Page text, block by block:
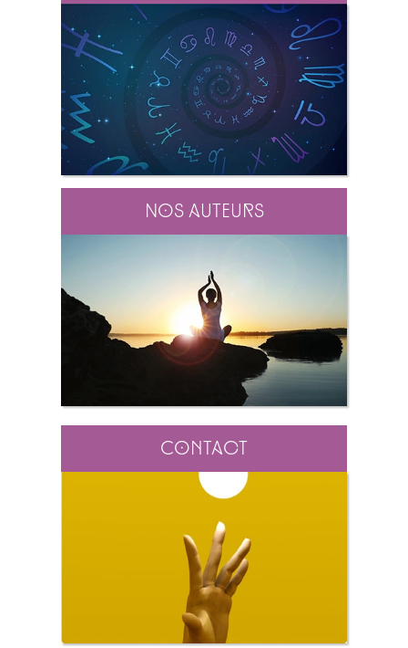
Nos auteurs
Contact